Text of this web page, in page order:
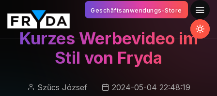
Geschäftsanwendungs-Store
Kurzes Werbevideo im
Stil von Fryda
Szűcs József 2024-05-04 22:48:19